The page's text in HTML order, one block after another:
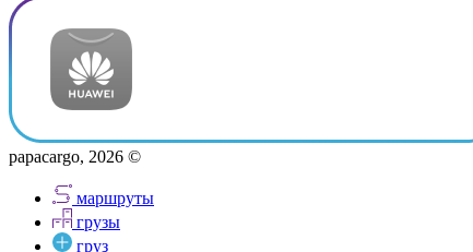
papacargo, 2026 ©
маршруты
грузы
груз